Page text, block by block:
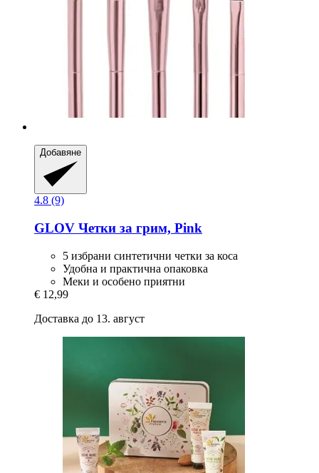
Добавяне
4.8 (9)
GLOV Четки за грим, Pink
5 избрани синтетични четки за коса
Удобна и практична опаковка
Меки и особено приятни
€ 12,99
Доставка до 13. август